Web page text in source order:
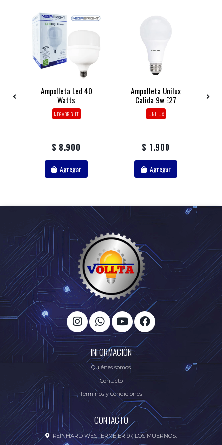
Ampolleta Led 40
Watts
MEGABRIGHT
$ 8.900
Agregar
Ampolleta Unilux
Calida 9w E27
UNILUX
$ 1.900
Agregar
INFORMACIÓN
Quiénes somos
Contacto
Términos y Condiciones
CONTACTO
REINHARD WESTERMEIER 97, LOS MUERMOS.